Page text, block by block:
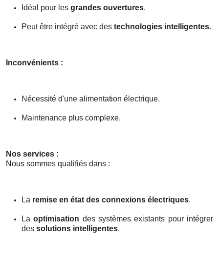
Idéal pour les grandes ouvertures.
Peut être intégré avec des technologies intelligentes.
Inconvénients :
Nécessité d'une alimentation électrique.
Maintenance plus complexe.
Nos services :
Nous sommes qualifiés dans :
La remise en état des connexions électriques.
Laoptimisation des systèmes existants pour intégrer
des solutions intelligentes.